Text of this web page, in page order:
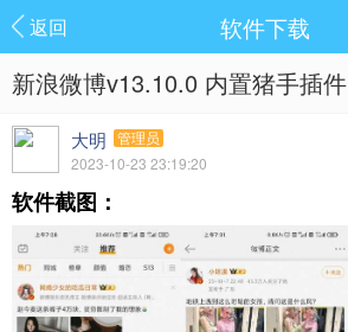
返回 软件下载
新浪微博v13.10.0 内置猪手插件
大明 管理员
2023-10-23 23:19:20
软件截图：